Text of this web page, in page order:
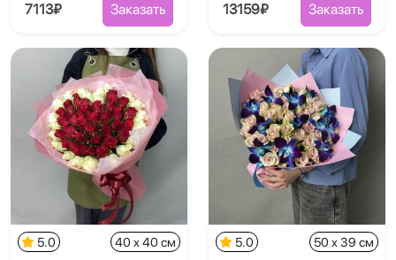
7113₽ Заказать 13159₽ Заказать
5.0 40 x 40 см 5.0 50 x 39 см